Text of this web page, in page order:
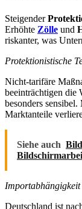
Steigender
Erhöhte Zölle und
riskanter, was
Protektionistische
Nicht-tarifäre
beeinträchtigen die
besonders
Marktanteile
Siehe auch
Importabhängigkeit
Deutschland ist